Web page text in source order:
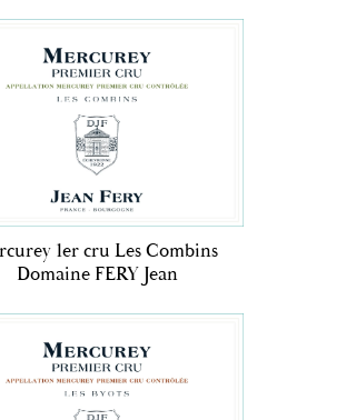
1er cru Les Combins
Domaine FERY Jean